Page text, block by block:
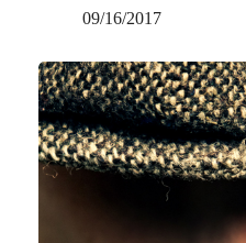
09/16/2017